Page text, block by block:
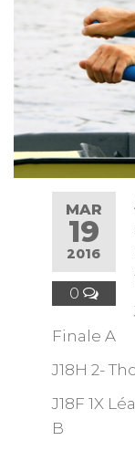
MAR
19
2016
0
Finale A
J18H 2-
J18F 1X
B